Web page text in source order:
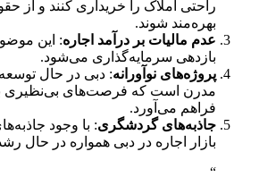
راحتی املاک را خریداری کنند و از
بهره‌مند شوند.
عدم مالیات بر درآمد اجاره: این
بازدهی سرمایه‌گذاری می‌شود.
پروژه‌های نوآورانه: دبی در حال
مدرن است که فرصت‌های بی‌نظیری
فراهم می‌آورد.
جاذبه‌های گردشگری: با وجود
بازار اجاره در دبی همواره در حال